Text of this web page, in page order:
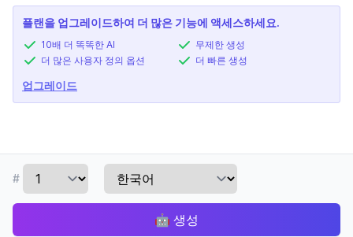
플랜을 업그레이드하여 더 많은 기능에 액세스하세요.
10배 더 똑똑한 AI
더 많은 사용자 정의 옵션
무제한 생성
더 빠른 생성
업그레이드
#
🤖 생성